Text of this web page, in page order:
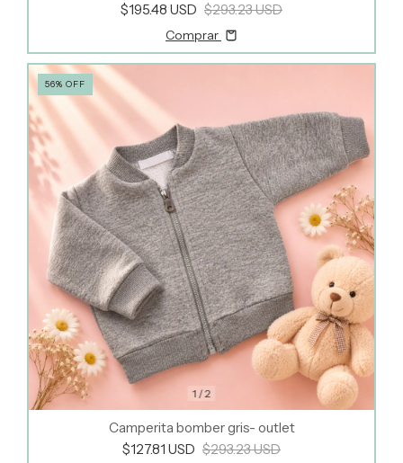
$195.48 USD $293.23 USD
Comprar
1 /2
56% OFF
Camperita bomber gris- outlet
$127.81 USD $293.23 USD